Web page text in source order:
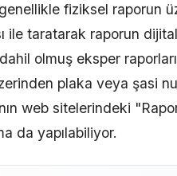
fiziksel raporun
ile taratarak raporun
olmuş eksper
plaka veya şasi
web sitelerindeki
da yapılabiliyor.